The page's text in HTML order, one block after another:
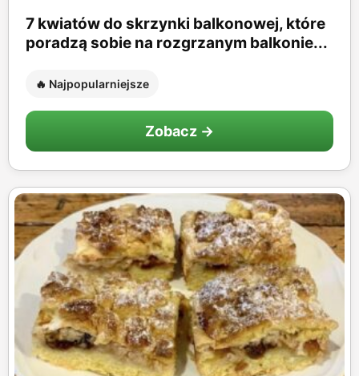
7 kwiatów do skrzynki balkonowej, które
poradzą sobie na rozgrzanym balkonie...
🔥 Najpopularniejsze
Zobacz →